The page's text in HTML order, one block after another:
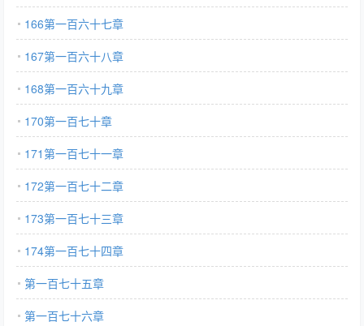
166第一百六十七章
167第一百六十八章
168第一百六十九章
170第一百七十章
171第一百七十一章
172第一百七十二章
173第一百七十三章
174第一百七十四章
第一百七十五章
第一百七十六章